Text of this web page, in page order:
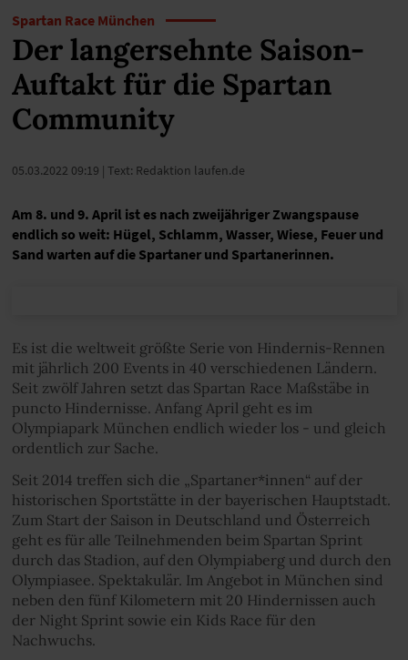
Spartan Race München
Der langersehnte Saison-
Auftakt für die Spartan
Community
05.03.2022 09:19 | Text: Redaktion laufen.de
Am 8. und 9. April ist es nach zweijähriger Zwangspause
endlich so weit: Hügel, Schlamm, Wasser, Wiese, Feuer und
Sand warten auf die Spartaner und Spartanerinnen.
Es ist die weltweit größte Serie von Hindernis-Rennen
mit jährlich 200 Events in 40 verschiedenen Ländern.
Seit zwölf Jahren setzt das Spartan Race Maßstäbe in
puncto Hindernisse. Anfang April geht es im
Olympiapark München endlich wieder los - und gleich
ordentlich zur Sache.
Seit 2014 treffen sich die „Spartaner*innen“ auf der
historischen Sportstätte in der bayerischen Hauptstadt.
Zum Start der Saison in Deutschland und Österreich
geht es für alle Teilnehmenden beim Spartan Sprint
durch das Stadion, auf den Olympiaberg und durch den
Olympiasee. Spektakulär. Im Angebot in München sind
neben den fünf Kilometern mit 20 Hindernissen auch
der Night Sprint sowie ein Kids Race für den
Nachwuchs.